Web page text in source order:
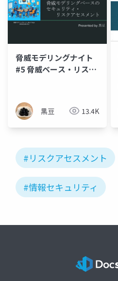
脅威モデリングナイト
#5 脅威ベース・リスク
黒豆 13.4K
#リスクアセスメント
#情報セキュリティ